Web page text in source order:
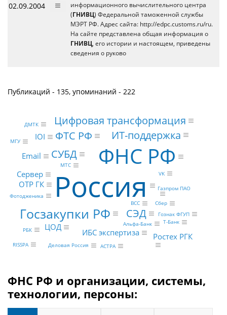
02.09.2004
информационного вычислительного центра
(ГНИВЦ) Федеральной таможенной службы
МЭРТ РФ. Адрес сайта: http://edpc.customs.ru/ru.
На сайте представлена общая информация о
ГНИВЦ, его истории и настоящем, приведены
сведения о руково
Публикаций - 135, упоминаний - 222
Россия
ФНС РФ
Госзакупки РФ
СУБД
СЭД
ИТ-поддержка
ФТС РФ
Цифровая трансформация
IOI
Email
Сервер
ЦОД
ИБС экспертиза
ОТР ГК
Ростех РГК
МТС
Сбер
Альфа-Банк
Гознак ФГУП
РБК
Фотодженика
Газпром ПАО
Т-Банк
VK
ДМТК
RISSPA
МГУ
Деловая Россия
ВСС
АСТРА
ФНС РФ и организации, системы,
технологии, персоны: